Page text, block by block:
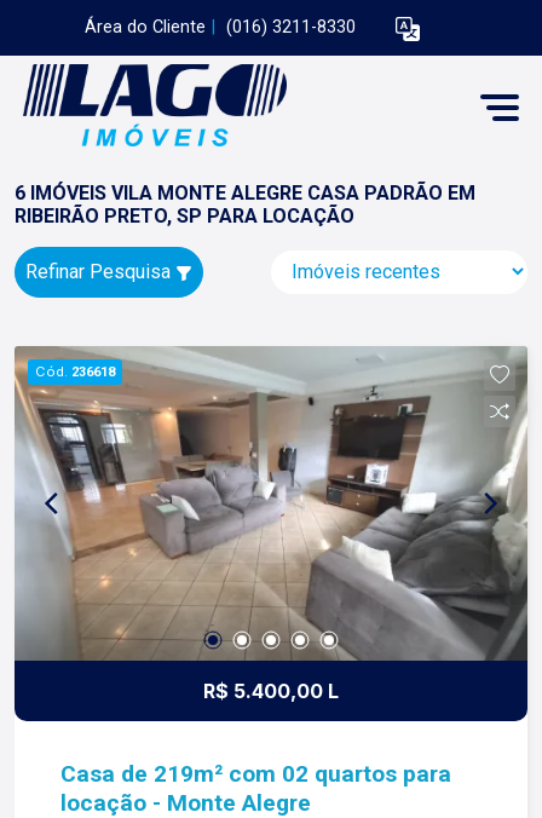
Área do Cliente (016) 3211-8330
6 IMÓVEIS VILA MONTE ALEGRE CASA PADRÃO EM
RIBEIRÃO PRETO, SP PARA LOCAÇÃO
Refinar Pesquisa
Cód. 236618
R$ 5.400,00 L
Casa de 219m² com 02 quartos para
locação - Monte Alegre